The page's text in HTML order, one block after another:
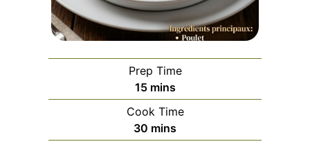
Prep Time
15minutes
mins
Cook Time
30 minutes
mins